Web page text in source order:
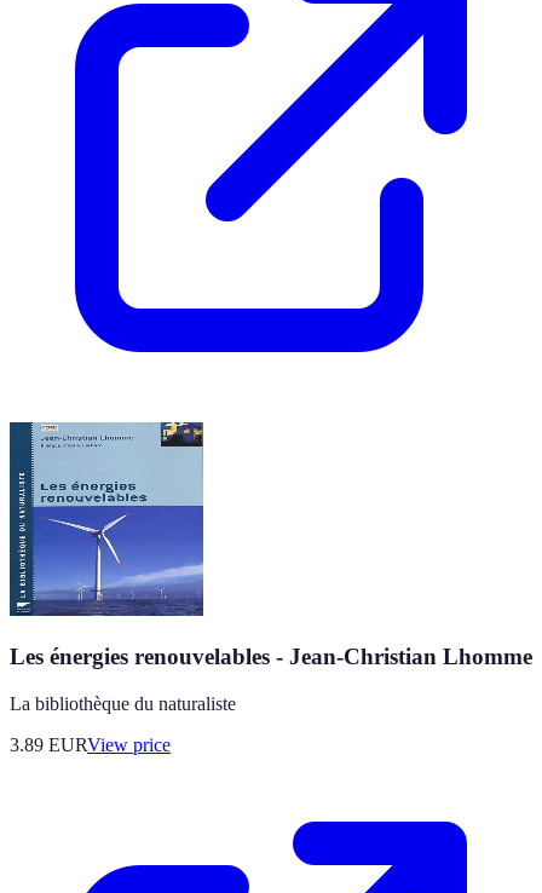
Les énergies renouvelables - Jean-Christian Lhomme
La bibliothèque du naturaliste
3.89 EURView price